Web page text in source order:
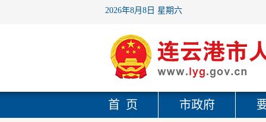
2026年8月8日 星期六
首 页 市政府